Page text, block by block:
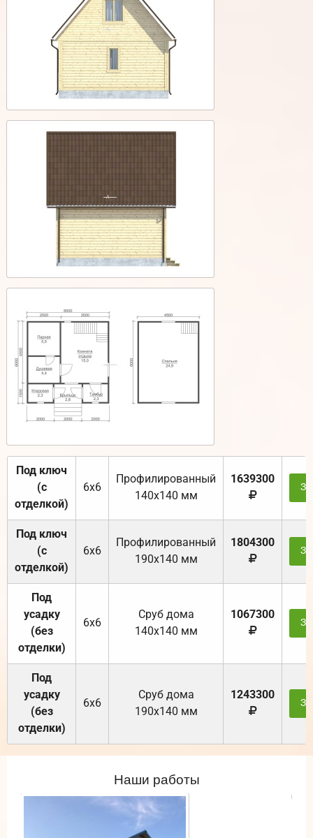
Под ключ
(с
отделкой)
6х6
Профилированный
140х140 мм
1639300
Под ключ
(с
отделкой)
6х6
Профилированный
190х140 мм
1804300
Под
усадку
(без
отделки)
6х6
Cруб дома
140х140 мм
1067300
Под
усадку
(без
отделки)
6х6
Cруб дома
190х140 мм
1243300
Наши работы